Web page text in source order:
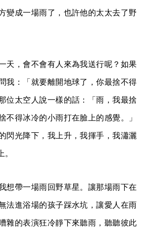
變成一場雨了，也許他的太太去了野
天，會不會有人來為我送行呢？如果
我：「就要離開地球了，你最捨不得
位太空人說一樣的話：「雨，我最捨
不得冰冷的小雨打在臉上的感覺。」
閃光降下，我上升，我揮手，我瀟灑
想帶一場雨回野草星。讓那場雨下在
法進浴場的孩子踩水坑，讓愛人在雨
雜的表演狂冷靜下來聽雨，聽聽彼此